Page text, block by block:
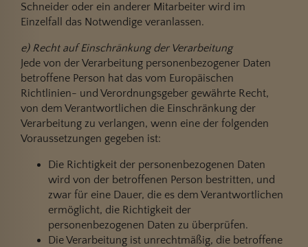
Schneider oder ein anderer Mitarbeiter wird im
Einzelfall das Notwendige veranlassen.
e) Recht auf Einschränkung der Verarbeitung
Jede von der Verarbeitung personenbezogener Daten
betroffene Person hat das vom Europäischen
Richtlinien- und Verordnungsgeber gewährte Recht,
von dem Verantwortlichen die Einschränkung der
Verarbeitung zu verlangen, wenn eine der folgenden
Voraussetzungen gegeben ist:
Die Richtigkeit der personenbezogenen Daten
wird von der betroffenen Person bestritten, und
zwar für eine Dauer, die es dem Verantwortlichen
ermöglicht, die Richtigkeit der
personenbezogenen Daten zu überprüfen.
Die Verarbeitung ist unrechtmäßig, die betroffene